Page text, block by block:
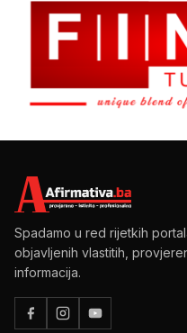
Spadamo u red rijetkih
objavljenih vlastitih,
informacija.